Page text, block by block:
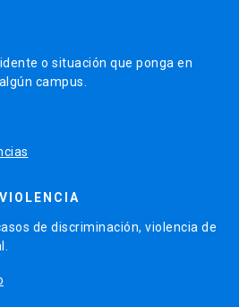
o situación que ponga en
campus.
de discriminación, violencia de